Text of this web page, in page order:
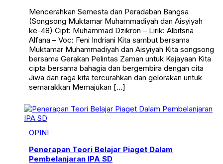
Mencerahkan Semesta dan Peradaban Bangsa
(Songsong Muktamar Muhammadiyah dan Aisyiyah
ke-48) Cipt: Muhammad Dzikron – Lirik: Albitsna
Alfana – Voc: Feni Indriani Kita sambut bersama
Muktamar Muhammadiyah dan Aisyiyah Kita songsong
bersama Gerakan Pelintas Zaman untuk Kejayaan Kita
cipta bersama bahagia dan bergembira dengan cita
Jiwa dan raga kita tercurahkan dan gelorakan untuk
semarakkan Memajukan […]
OPINI
Penerapan Teori Belajar Piaget Dalam
Pembelanjaran IPA SD